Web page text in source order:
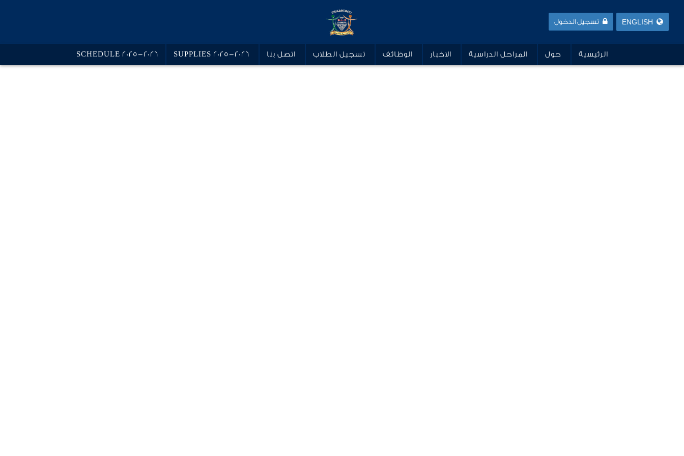
ENGLISH تسجيل الدخول
الرئيسية حول المراحل الدراسية الاخبار الوظائف تسجيل الطلاب اتصل بنا SUPPLIES 2025-2026
SCHEDULE 2025-2026